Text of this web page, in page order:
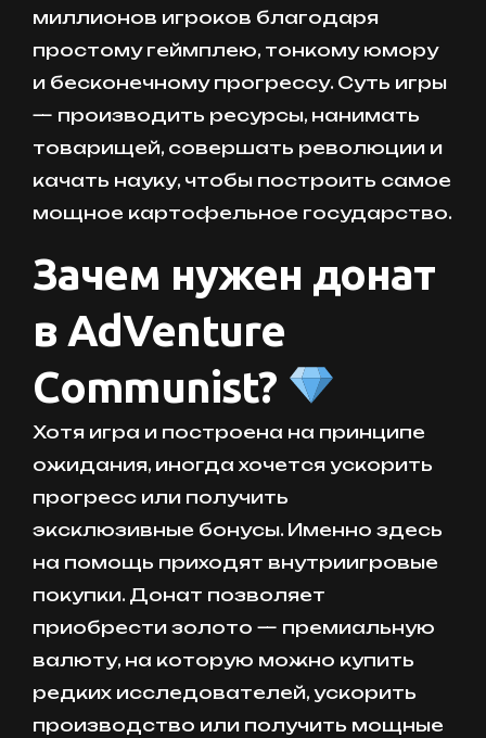
миллионов игроков благодаря
простому геймплею, тонкому юмору
и бесконечному прогрессу. Суть игры
— производить ресурсы, нанимать
товарищей, совершать революции и
качать науку, чтобы построить самое
мощное картофельное государство.
Зачем нужен донат
в AdVenture
Communist?
Хотя игра и построена на принципе
ожидания, иногда хочется ускорить
прогресс или получить
эксклюзивные бонусы. Именно здесь
на помощь приходят внутриигровые
покупки. Донат позволяет
приобрести золото — премиальную
валюту, на которую можно купить
редких исследователей, ускорить
производство или получить мощные